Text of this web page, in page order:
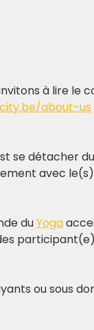
à lire
about-us
se détacher
avec
du Yoga
ou sous